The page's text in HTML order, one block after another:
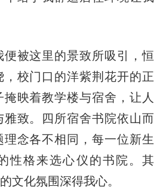
被这里的景致所吸引，恒
校门口的洋紫荆花开的正
映着教学楼与宿舍，让人
致。四所宿舍书院依山而
念各不相同，每一位新生
性格来选心仪的书院。其
文化氛围深得我心。